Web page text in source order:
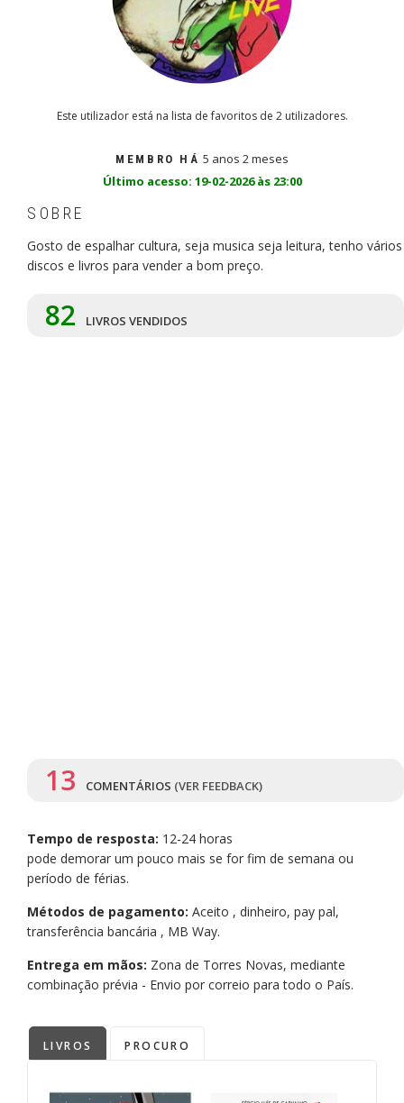
Este utilizador está na lista de favoritos de 2 utilizadores.
MEMBRO HÁ 5 anos 2 meses
Último acesso: 19-02-2026 às 23:00
SOBRE
Gosto de espalhar cultura, seja musica seja leitura, tenho vários
discos e livros para vender a bom preço.
82 LIVROS VENDIDOS
13 COMENTÁRIOS (VER FEEDBACK)
Tempo de resposta: 12-24 horas
pode demorar um pouco mais se for fim de semana ou
período de férias.
Métodos de pagamento: Aceito , dinheiro, pay pal,
transferência bancária , MB Way.
Entrega em mãos: Zona de Torres Novas, mediante
combinação prévia - Envio por correio para todo o País.
LIVROS PROCURO